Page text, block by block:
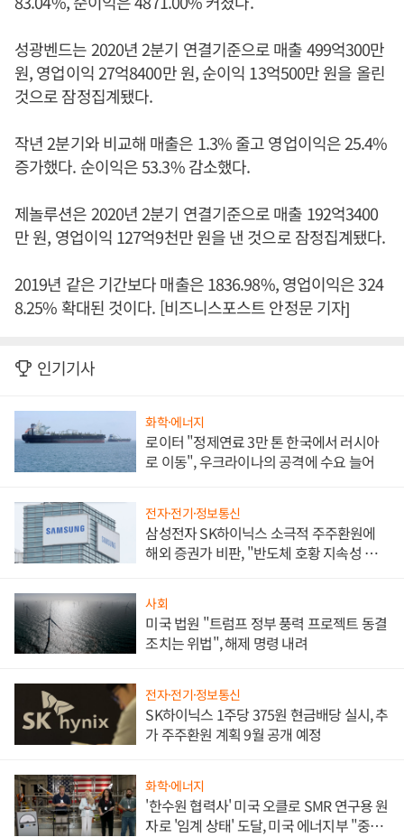
성광벤드는 2020년 2분기 연결기준으로 매출 499억300만
원, 영업이익 27억8400만 원, 순이익 13억500만 원을 올린
것으로 잠정집계됐다.
작년 2분기와 비교해 매출은 1.3% 줄고 영업이익은 25.4%
증가했다. 순이익은 53.3% 감소했다.
제놀루션은 2020년 2분기 연결기준으로 매출 192억3400
만 원, 영업이익 127억9천만 원을 낸 것으로 잠정집계됐다.
2019년 같은 기간보다 매출은 1836.98%, 영업이익은 324
8.25% 확대된 것이다. [비즈니스포스트 안정문 기자]
인기기사
화학·에너지
로이터 "정제연료 3만 톤 한국에서 러시아
로 이동", 우크라이나의 공격에 수요 늘어
전자·전기·정보통신
삼성전자 SK하이닉스 소극적 주주환원에
해외 증권가 비판, "반도체 호황 지속성 의
사회
미국 법원 "트럼프 정부 풍력 프로젝트 동결
조치는 위법", 해제 명령 내려
전자·전기·정보통신
SK하이닉스 1주당 375원 현금배당 실시, 추
가 주주환원 계획 9월 공개 예정
화학·에너지
'한수원 협력사' 미국 오클로 SMR 연구용 원
자로 '임계 상태' 도달, 미국 에너지부 "중요